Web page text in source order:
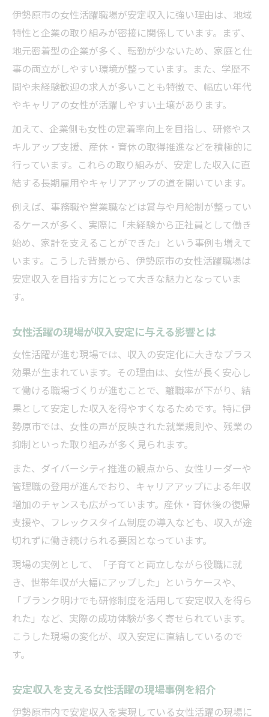
伊勢原市の女性活躍職場が安定収入に強い理由は、地域
特性と企業の取り組みが密接に関係しています。まず、
地元密着型の企業が多く、転勤が少ないため、家庭と仕
事の両立がしやすい環境が整っています。また、学歴不
問や未経験歓迎の求人が多いことも特徴で、幅広い年代
やキャリアの女性が活躍しやすい土壌があります。
加えて、企業側も女性の定着率向上を目指し、研修やス
キルアップ支援、産休・育休の取得推進などを積極的に
行っています。これらの取り組みが、安定した収入に直
結する長期雇用やキャリアアップの道を開いています。
例えば、事務職や営業職などは賞与や月給制が整ってい
るケースが多く、実際に「未経験から正社員として働き
始め、家計を支えることができた」という事例も増えて
います。こうした背景から、伊勢原市の女性活躍職場は
安定収入を目指す方にとって大きな魅力となっていま
す。
女性活躍の現場が収入安定に与える影響とは
女性活躍が進む現場では、収入の安定化に大きなプラス
効果が生まれています。その理由は、女性が長く安心し
て働ける職場づくりが進むことで、離職率が下がり、結
果として安定した収入を得やすくなるためです。特に伊
勢原市では、女性の声が反映された就業規則や、残業の
抑制といった取り組みが多く見られます。
また、ダイバーシティ推進の観点から、女性リーダーや
管理職の登用が進んでおり、キャリアアップによる年収
増加のチャンスも広がっています。産休・育休後の復帰
支援や、フレックスタイム制度の導入なども、収入が途
切れずに働き続けられる要因となっています。
現場の実例として、「子育てと両立しながら役職に就
き、世帯年収が大幅にアップした」というケースや、
「ブランク明けでも研修制度を活用して安定収入を得ら
れた」など、実際の成功体験が多く寄せられています。
こうした現場の変化が、収入安定に直結しているので
す。
安定収入を支える女性活躍の現場事例を紹介
伊勢原市内で安定収入を実現している女性活躍の現場に